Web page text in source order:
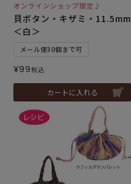
オンラインショップ限定♪
貝ボタン・キザミ・11.5mm
＜白＞
メール便30個まで可
¥99税込
カートに入れる